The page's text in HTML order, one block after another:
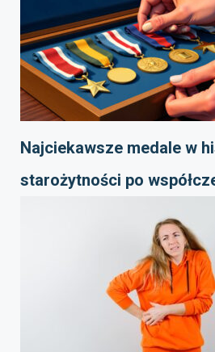
Najciekawsze medale w
starożytności po